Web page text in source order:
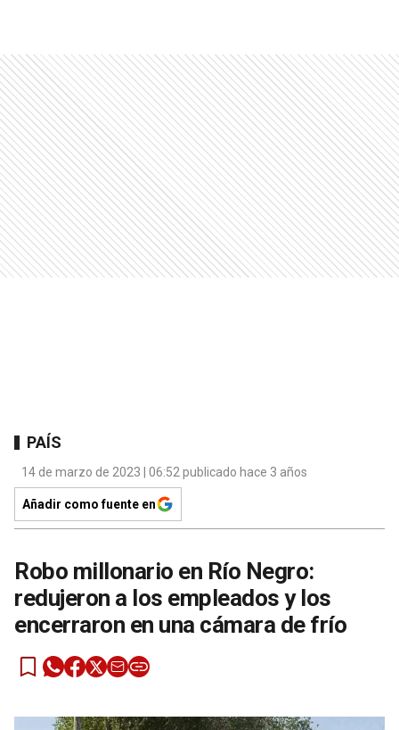
PAÍS
14 de marzo de 2023 | 06:52 publicado hace 3 años
Añadir como fuente en
Robo millonario en Río Negro:
redujeron a los empleados y los
encerraron en una cámara de frío